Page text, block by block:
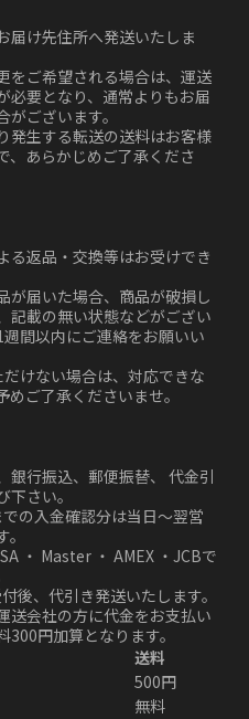
届け先住所へ発送いたしま
をご希望される場合は、運送
必要となり、通常よりもお届
ございます。
発生する転送の送料はお客様
、あらかじめご了承くださ
る返品・交換等はお受けでき
が届いた場合、商品が破損し
記載の無い状態などがござい
間以内にご連絡をお願いい
けない場合は、対応できな
ご了承くださいませ。
銀行振込、郵便振替、 代金引
さい。
の入金確認分は当日～翌営
・ Master ・ AMEX ・JCBで
後、代引き発送いたします。
送会社の方に代金をお支払い
300円加算となります。
送料
500円
無料